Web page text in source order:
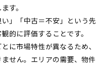
す。
」「中古＝不安」という先
的に評価することです。
に市場特性が異なるため、
せん。エリアの需要、物件